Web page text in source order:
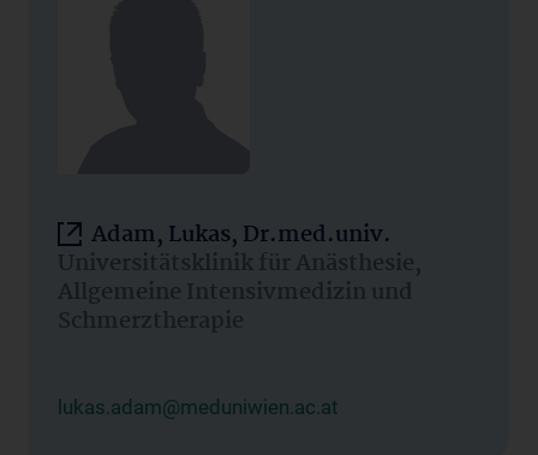
Adam, Lukas, Dr.med.univ.
Universitätsklinik für Anästhesie,
Allgemeine Intensivmedizin und
Schmerztherapie
lukas.adam@meduniwien.ac.at